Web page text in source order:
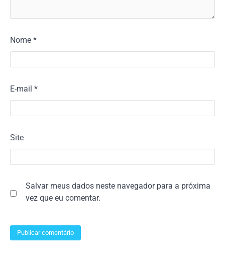
Nome *
E-mail *
Site
Salvar meus dados neste navegador para a próxima
vez que eu comentar.